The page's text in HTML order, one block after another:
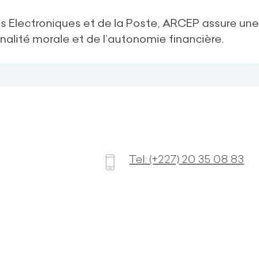
et de la Poste, ARCEP assure une
morale et de l’autonomie financière.
Tel:(+227) 20 35 08 83